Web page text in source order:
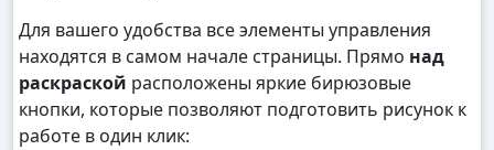
Для вашего удобства все элементы управления
находятся в самом начале страницы. Прямо над
раскраской расположены яркие бирюзовые
кнопки, которые позволяют подготовить рисунок к
работе в один клик: